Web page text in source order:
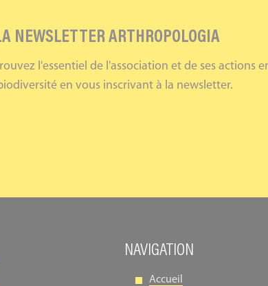
NEWSLETTER ARTHROPOLOGIA
l'essentiel de l'association et de ses actions
en vous inscrivant à la newsletter.
NAVIGATION
Accueil